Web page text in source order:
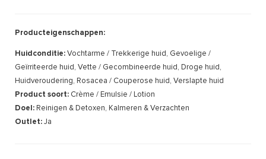
Producteigenschappen:
Huidconditie: Vochtarme / Trekkerige huid, Gevoelige /
Geïrriteerde huid, Vette / Gecombineerde huid, Droge huid,
Huidveroudering, Rosacea / Couperose huid, Verslapte huid
Product soort: Crème / Emulsie / Lotion
Doel: Reinigen & Detoxen, Kalmeren & Verzachten
Outlet: Ja